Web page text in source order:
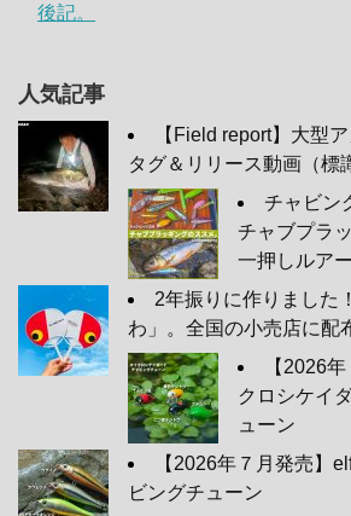
後記。
人気記事
【Field report】大型
タグ＆リリース動画（標
チャビン
チャブプラ
一押しルアー
2年振りに作りました
わ」。全国の小売店に配
【2026
クロシケイ
ューン
【2026年７月発売】
ビングチューン